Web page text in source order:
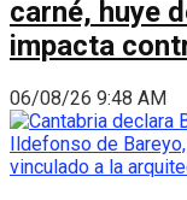
carné, huye
impacta
06/08/26 9:48 AM